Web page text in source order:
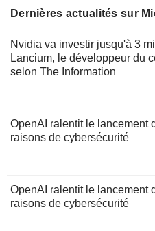
Dernières actualités sur
Nvidia va investir jusqu'à 3
Lancium, le développeur du
selon The Information
OpenAI ralentit le lancement
raisons de cybersécurité
OpenAI ralentit le lancement
raisons de cybersécurité